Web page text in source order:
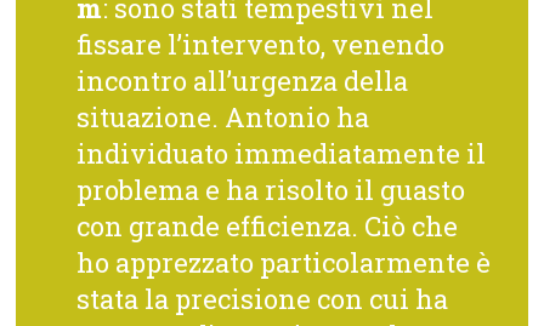
m: sono stati tempestivi nel
fissare l’intervento, venendo
incontro all’urgenza della
situazione. Antonio ha
individuato immediatamente il
problema e ha risolto il guasto
con grande efficienza. Ciò che
ho apprezzato particolarmente è
stata la precisione con cui ha